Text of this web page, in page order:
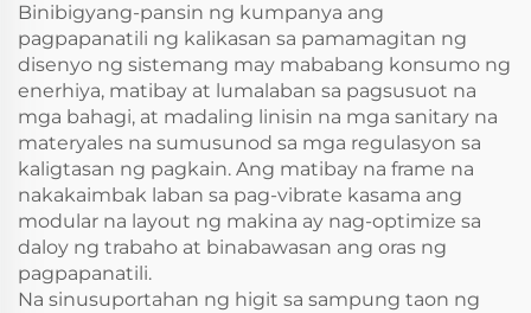
Binibigyang-pansin ng kumpanya ang
pagpapanatili ng kalikasan sa pamamagitan ng
disenyo ng sistemang may mababang konsumo ng
enerhiya, matibay at lumalaban sa pagsusuot na
mga bahagi, at madaling linisin na mga sanitary na
materyales na sumusunod sa mga regulasyon sa
kaligtasan ng pagkain. Ang matibay na frame na
nakakaimbak laban sa pag-vibrate kasama ang
modular na layout ng makina ay nag-optimize sa
daloy ng trabaho at binabawasan ang oras ng
pagpapanatili.
Na sinusuportahan ng higit sa sampung taon ng